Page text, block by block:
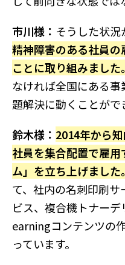
市川様： そうした状
精神障害のある社員
ことに取り組みました。
なければ全国にある
題解決に動くことがで
鈴木様： 2014年から
社員を集合配置で雇
ム」を立ち上げました。
て、社内の名刺印刷
ビス、複合機トナー
earningコンテンツの
っています。